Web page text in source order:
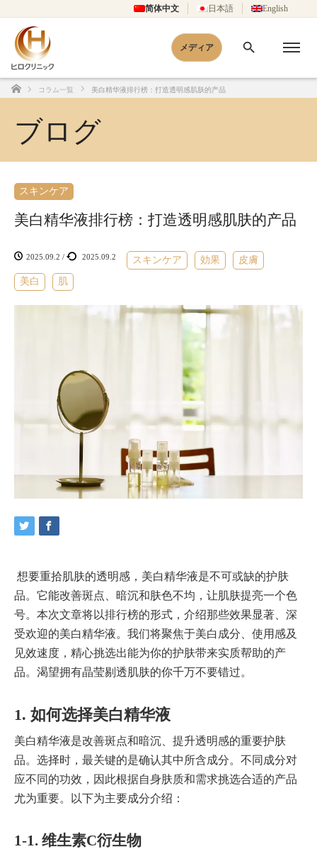
简体中文 日本語 English
メディア
Home
コラム一覧 美白精华液排行榜：打造透明感肌肤的产品
ブログ
スキンケア
美白精华液排行榜：打造透明感肌肤的产品
2025.09.2 / 2025.09.2 スキンケア 効果 皮膚
美白 肌
想要重拾肌肤的透明感，美白精华液是不可或缺的护肤
品。它能改善斑点、暗沉和肤色不均，让肌肤提亮一个色
号。本次文章将以排行榜的形式，介绍那些效果显著、深
受欢迎的美白精华液。我们将聚焦于美白成分、使用感及
见效速度，精心挑选出能为你的护肤带来实质帮助的产
品。渴望拥有晶莹剔透肌肤的你千万不要错过。
1. 如何选择美白精华液
美白精华液是改善斑点和暗沉、提升透明感的重要护肤
品。选择时，最关键的是确认其中所含成分。不同成分对
应不同的功效，因此根据自身肤质和需求挑选合适的产品
尤为重要。以下为主要成分介绍：
1-1. 维生素C衍生物